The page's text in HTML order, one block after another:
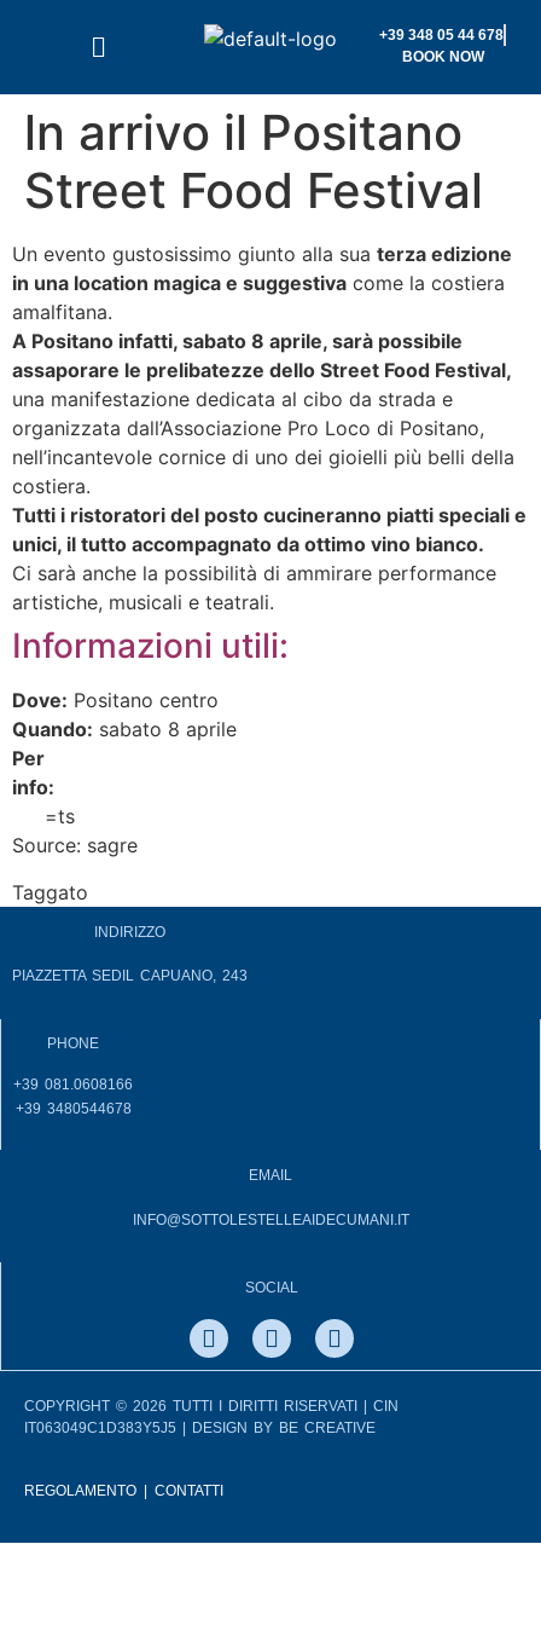
+39 348 05 44 678
BOOK NOW
ln arrivo il Positano
Street Food Festival
Un evento gustosissimo giunto alla sua terza edizione
in una location magica e suggestiva come la costiera
amalfitana.
A Positano infatti, sabato 8 aprile, sarà possibile
assaporare le prelibatezze dello Street Food Festival,
una manifestazione dedicata al cibo da strada e
organizzata dall’Associazione Pro Loco di Positano,
nell’incantevole cornice di uno dei gioielli più belli della
costiera.
Tutti i ristoratori del posto cucineranno piatti speciali e
unici, il tutto accompagnato da ottimo vino bianco.
Ci sarà anche la possibilità di ammirare performance
artistiche, musicali e teatrali.
Informazioni utili:
Dove: Positano centro
Quando: sabato 8 aprile
Per
info:
=ts
Source: sagre
Taggato
INDIRIZZO
PIAZZETTA SEDIL CAPUANO, 243
PHONE
+39 081.0608166
+39 3480544678
EMAIL
INFO@SOTTOLESTELLEAIDECUMANI.IT
SOCIAL
COPYRIGHT © 2026 TUTTI I DIRITTI RISERVATI | CIN
IT063049C1D383Y5J5 | DESIGN BY BE CREATIVE
REGOLAMENTO | CONTATTI